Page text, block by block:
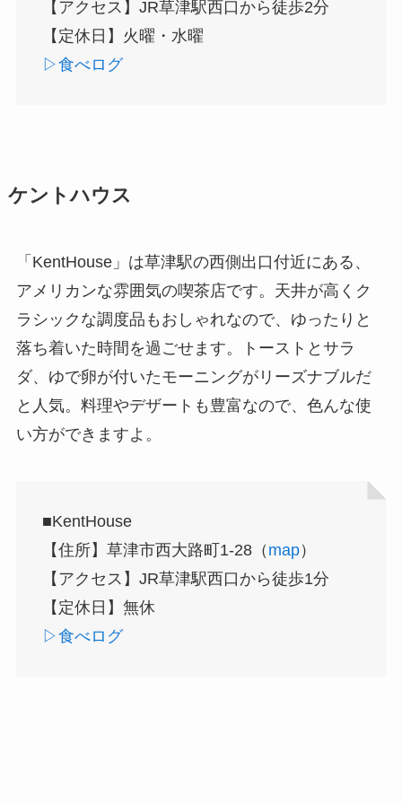
【アクセス】JR草津駅西口から徒歩2分
【定休日】火曜・水曜
▷食べログ
ケントハウス
「KentHouse」は草津駅の西側出口付近にある、
アメリカンな雰囲気の喫茶店です。天井が高くク
ラシックな調度品もおしゃれなので、ゆったりと
落ち着いた時間を過ごせます。トーストとサラ
ダ、ゆで卵が付いたモーニングがリーズナブルだ
と人気。料理やデザートも豊富なので、色んな使
い方ができますよ。
■KentHouse
【住所】草津市西大路町1-28（ map）
【アクセス】JR草津駅西口から徒歩1分
【定休日】無休
▷食べログ